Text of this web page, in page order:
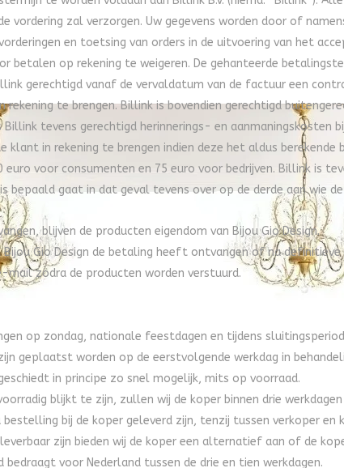
vordering zal verzorgen. Uw gegevens worden door of
en toetsing van orders in de uitvoering van het
betalen op rekening te weigeren. De gehanteerde
gerechtigd vanaf de vervaldatum van de factuur een
rekening te brengen. Billink is bovendien gerechtigd
tevens gerechtigd herinnerings- en aanmaningskosten
klant in rekening te brengen indien deze het aldus
voor consumenten en 75 euro voor bedrijven. Billink is
gaat in dat geval tevens over op de derde aan wie de
blijven de producten eigendom van Bijou Gio Design.
Gio Design de betaling heeft ontvangen of na
zodra de producten worden verstuurd.
op zondag, nationale feestdagen en tijdens
geplaatst worden op de eerstvolgende werkdag in
in principe zo snel mogelijk, mits op voorraad.
blijkt te zijn, zullen wij de koper binnen drie
bij de koper geleverd zijn, tenzij tussen verkoper en
zijn bieden wij de koper een alternatief aan of de
voor Nederland tussen de drie en tien werkdagen.